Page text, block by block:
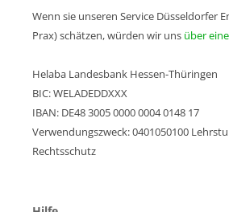
Wenn sie unseren Service Düsseldorfer
Prax) schätzen, würden wir uns über
Helaba Landesbank Hessen-Thüringen
BIC: WELADEDDXXX
IBAN: DE48 3005 0000 0004 0148 17
Verwendungszweck: 0401050100
Rechtsschutz